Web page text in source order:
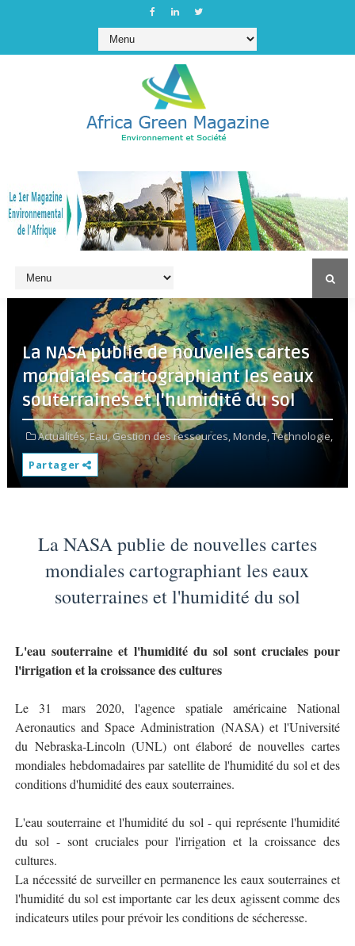
La NASA publie de nouvelles cartes
mondiales cartographiant les eaux
souterraines et l'humidité du sol
Actualités,Eau,Gestion des ressources,Monde,Technologie,
Partager
La NASA publie de nouvelles cartes
mondiales cartographiant les eaux
souterraines et l'humidité du sol
L'eau souterraine et l'humidité du sol sont cruciales pour
l'irrigation et la croissance des cultures
Le 31 mars 2020, l'agence spatiale américaine National
Aeronautics and Space Administration (NASA) et l'Université
du Nebraska-Lincoln (UNL) ont élaboré de nouvelles cartes
mondiales hebdomadaires par satellite de l'humidité du sol et des
conditions d'humidité des eaux souterraines.
L'eau souterraine et l'humidité du sol - qui représente l'humidité
du sol - sont cruciales pour l'irrigation et la croissance des
cultures.
La nécessité de surveiller en permanence les eaux souterraines et
l'humidité du sol est importante car les deux agissent comme des
indicateurs utiles pour prévoir les conditions de sécheresse.